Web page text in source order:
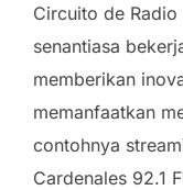
Circuito de
senantiasa
memberikan
memanfaatkan
contohnya
Cardenales 92.1